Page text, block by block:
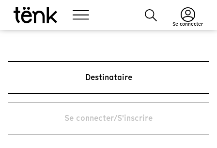
Se connecter
Destinataire
Se connecter/S'inscrire